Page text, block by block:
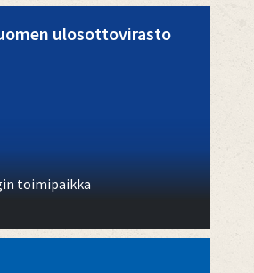
ulosottovirasto
toimipaikka